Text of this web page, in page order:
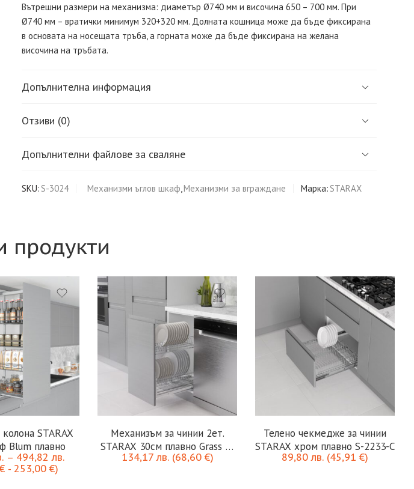
Вътрешни размери на механизма: диаметър Ø740 мм и височина 650 – 700 мм. При
Ø740 мм – вратички минимум 320+320 мм. Долната кошница може да бъде фиксирана
в основата на носещата тръба, а горната може да бъде фиксирана на желана
височина на тръбата.
Допълнителна информация
Отзиви (0)
Допълнителни файлове за сваляне
SKU:S-3024 Механизми ъглов шкаф,Механизми за вграждане Марка:STARAX
продукти
STARAX
Blum плавно
– 494,82лв.
€ - 253,00€)
Механизъм за чинии 2ет.
STARAX 30см плавно Grass S-
2110
134,17лв. (68,60€)
Телено чекмедже за чинии
STARAX хром плавно S-2233-C
89,80лв. (45,91€)